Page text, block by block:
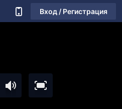
Вход / Регистрация